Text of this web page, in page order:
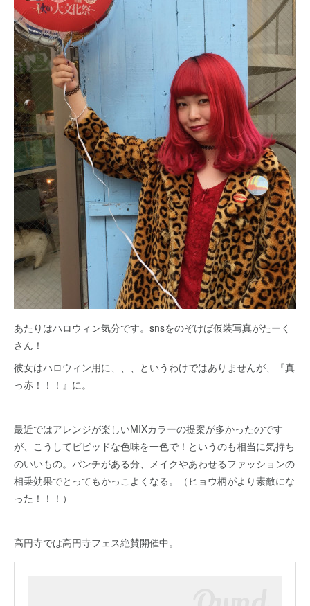
あたりはハロウィン気分です。snsをのぞけば仮装写真がたーく
さん！
彼女はハロウィン用に、、、というわけではありませんが、『真
っ赤！！！』に。
最近ではアレンジが楽しいMIXカラーの提案が多かったのです
が、こうしてビビッドな色味を一色で！というのも相当に気持ち
のいいもの。パンチがある分、メイクやあわせるファッションの
相乗効果でとってもかっこよくなる。（ヒョウ柄がより素敵にな
った！！！）
高円寺では高円寺フェス絶賛開催中。